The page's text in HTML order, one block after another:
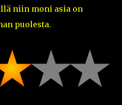
niin moni asia on
puolesta.